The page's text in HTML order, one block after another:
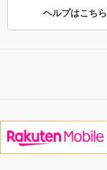
ヘルプはこちら